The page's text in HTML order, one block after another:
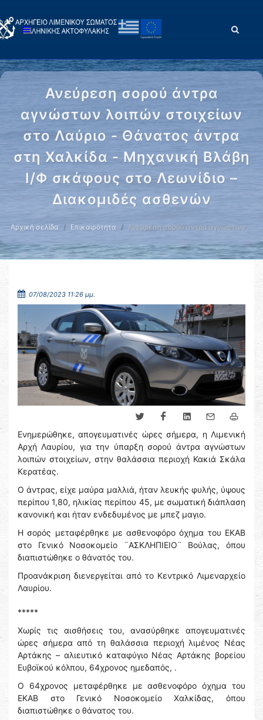
Ανεύρεση σορού άντρα
αγνώστων λοιπών στοιχείων
στο Λαύριο - Θάνατος άντρα
στη Χαλκίδα - Μηχανική Βλάβη
Ι/Φ σκάφους στο Λεωνίδιο –
Διακομιδές ασθενών
Αρχική σελίδα Επικαιρότητα Ανεύρεση σορού άντρα αγνώστων …
07/08/2023 11:26 μμ.
Ενημερώθηκε, απογευματινές ώρες σήμερα, η Λιμενική
Αρχή Λαυρίου, για την ύπαρξη σορού άντρα αγνώστων
λοιπών στοιχείων, στην θαλάσσια περιοχή Κακιά Σκάλα
Κερατέας.
Ο άντρας, είχε μαύρα μαλλιά, ήταν λευκής φυλής, ύψους
περίπου 1,80, ηλικίας περίπου 45, με σωματική διάπλαση
κανονική και ήταν ενδεδυμένος με μπεζ μαγιο.
Η σορός μεταφέρθηκε με ασθενοφόρο όχημα του ΕΚΑΒ
στο Γενικό Νοσοκομείο ¨ΑΣΚΛΗΠΙΕΙΟ¨ Βούλας, όπου
διαπιστώθηκε ο θάνατός του.
Προανάκριση διενεργείται από το Κεντρικό Λιμεναρχείο
Λαυρίου.
*****
Χωρίς τις αισθήσεις του, ανασύρθηκε απογευματινές
ώρες σήμερα από τη θαλάσσια περιοχή λιμένος Νέας
Αρτάκης – αλιευτικό καταφύγιο Νέας Αρτάκης βορείου
Ευβοϊκού κόλπου, 64χρονος ημεδαπός, .
Ο 64χρονος μεταφέρθηκε με ασθενοφόρο όχημα του
ΕΚΑΒ στο Γενικό Νοσοκομείο Χαλκίδας, όπου
διαπιστώθηκε ο θάνατος του.